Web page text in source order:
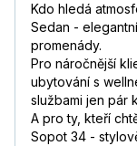
Kdo hledá
Sedan -
promenády.
Pro náročnější
ubytování s
službami jen pár
A pro ty, kteří
Sopot 34 -